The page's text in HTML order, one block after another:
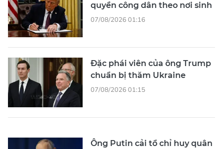
quyền công dân theo nơi sinh
07/08/2026 01:16
Đặc phái viên của ông Trump
chuẩn bị thăm Ukraine
07/08/2026 01:15
Ông Putin cải tổ chỉ huy quân